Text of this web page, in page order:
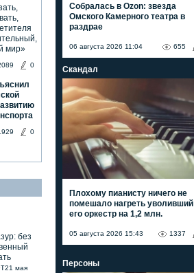
мир»
0
0
без
21 мая
Собралась в Ozon: звезда
Омского Камерного театра в
раздрае
06 августа 2026 11:04 655
Скандал
Плохому пианисту ничего не
помешало нагреть уволивший
его оркестр на 1,2 млн.
05 августа 2026 15:43 1337
Персоны